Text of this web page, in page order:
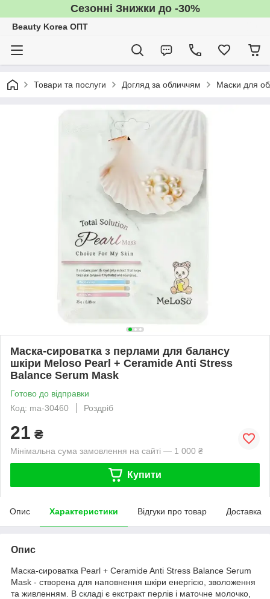
Сезонні Знижки до -30%
Beauty Korea ОПТ
Товари та послуги Догляд за обличчям Маски для
Маска-сироватка з перлами для балансу
шкіри Meloso Pearl + Ceramide Anti Stress
Balance Serum Mask
Готово до відправки
Код: ma-30460
Роздріб
21 ₴
Мінімальна сума замовлення на сайті — 1 000 ₴
Купити
Опис Характеристики Відгуки про товар Доставка
Опис
Маска-сироватка Pearl + Ceramide Anti Stress Balance Serum
Mask - створена для наповнення шкіри енергією, зволоження
та живленням. В складі є екстракт перлів і маточне молочко,